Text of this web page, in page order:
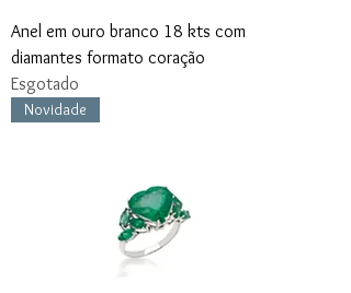
Anel em ouro branco 18 kts com
diamantes formato coração
Esgotado
Novidade